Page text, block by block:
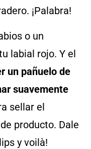
¡Palabra!
o un
labial rojo. Y el
un pañuelo de
suavemente
sellar el
producto. Dale
y voilà!